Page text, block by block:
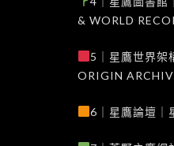
& WORLD
5｜星鷹世界架
ORIGIN
6｜星鷹論壇｜